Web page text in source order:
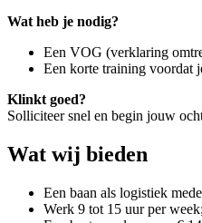
Wat heb je nodig?
Een VOG (verklaring
Een korte training voordat
Klinkt goed?
Solliciteer snel en begin jouw
Wat wij bieden
Een baan als logistiek
Werk 9 tot 15 uur per week;